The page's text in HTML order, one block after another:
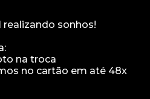
realizando sonhos!
na troca
no cartão em até 48x